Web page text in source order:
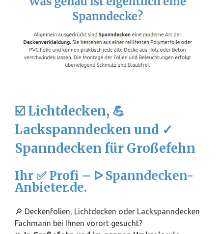
☑️ Lichtdecken, 💪
Lackspanndecken und ✓
Spanndecken für Großefehn
Ihr ✅ Profi – ᐅ Spanndecken-
Anbieter.de.
🔎 Deckenfolien, Lichtdecken oder Lackspanndecken
Fachmann bei Ihnen vorort gesucht?